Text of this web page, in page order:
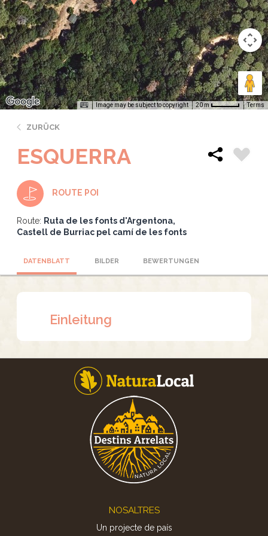
Image may be subject to copyright 20 m Terms
ZURÜCK
ESQUERRA
ROUTE POI
Route: Ruta de les fonts d'Argentona
Castell de Burriac pel camí de les fonts
DATENBLATT BILDER BEWERTUNGEN
Einleitung
NOSALTRES
Un projecte de país